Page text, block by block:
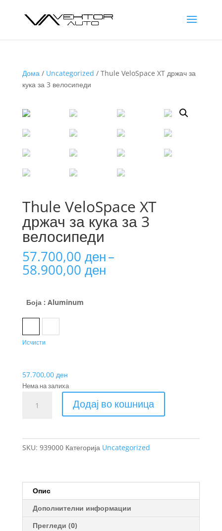
Дома/ Uncategorized / Thule VeloSpace XT држач за
кука за 3 велосипеди
Thule VeloSpace XT
држач за кука за 3
велосипеди
57.700,00 ден–
58.900,00 денPrice
range:
Боја : Aluminum
Исчисти
57.700,00 ден
Нема на залиха
VeloSpace
велосипеди
количина
Додај во кошница
SKU: 939000 Категорија Uncategorized
Опис
Дополнителни информации
Прегледи (0)